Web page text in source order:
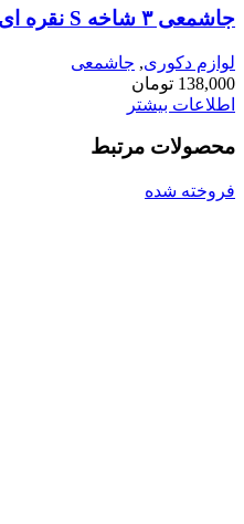
جاشمعی ۳ شاخه S نقره ای
لوازم دکوری, جاشمعی
138,000 تومان
اطلاعات بیشتر
محصولات مرتبط
فروخته شده